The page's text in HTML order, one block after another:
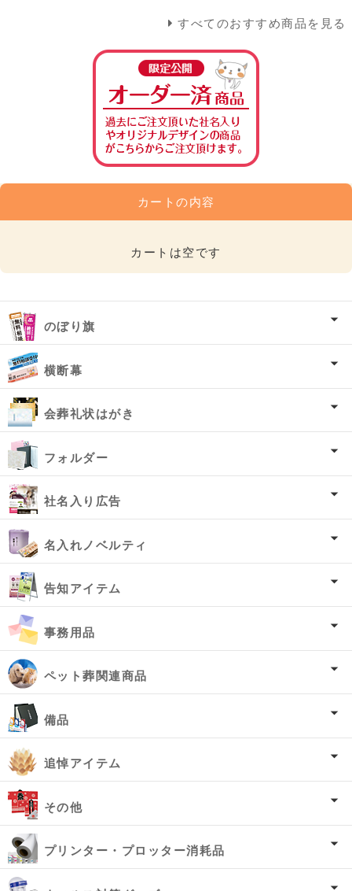
すべてのおすすめ商品を見る
カートの内容
カートは空です
のぼり旗
横断幕
会葬礼状はがき
フォルダー
社名入り広告
名入れノベルティ
告知アイテム
事務用品
ペット葬関連商品
備品
追悼アイテム
その他
プリンター・プロッター消耗品